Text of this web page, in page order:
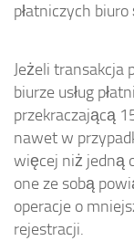
płatniczych
Jeżeli transakcja
biurze usług
przekraczającą
nawet w
więcej niż jedną
one ze sobą
operacje o
rejestracji.